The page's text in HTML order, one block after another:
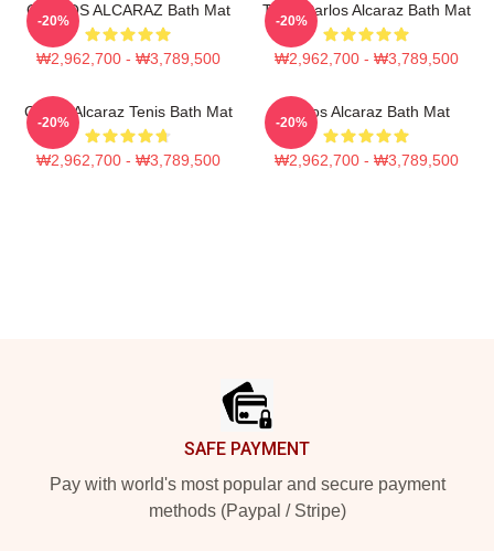
CARLOS ALCARAZ Bath Mat
₩2,962,700 - ₩3,789,500
-20%
Tenis Carlos Alcaraz Bath Mat
₩2,962,700 - ₩3,789,500
-20%
Carlos Alcaraz Tenis Bath Mat
₩2,962,700 - ₩3,789,500
-20%
Carlos Alcaraz Bath Mat
₩2,962,700 - ₩3,789,500
-20%
SAFE PAYMENT
Pay with world's most popular and secure payment
methods (Paypal / Stripe)